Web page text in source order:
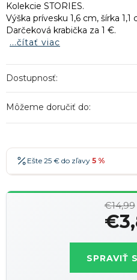
Kolekcie STORIES.
Výška prívesku 1,6 cm, šírka 1,1
Darčeková krabička za 1 €.
...čítať viac
Dostupnosť:
Môžeme doručiť do:
Ešte 25 € do zľavy 5 %
€14,99
SPRAVIŤ